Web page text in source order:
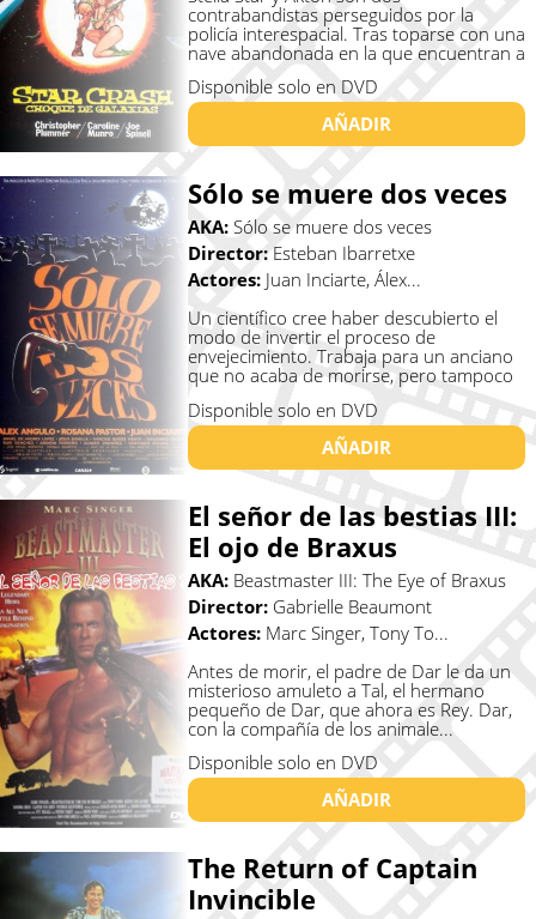
contrabandistas perseguidos por la
policía interespacial. Tras toparse con una
nave abandonada en la que encuentran a
Disponible solo en DVD
AÑADIR
Sólo se muere dos veces
AKA: Sólo se muere dos veces
Director: Esteban Ibarretxe
Actores: Juan Inciarte, Álex...
Un científico cree haber descubierto el
modo de invertir el proceso de
envejecimiento. Trabaja para un anciano
que no acaba de morirse, pero tampoco
...
Disponible solo en DVD
AÑADIR
El señor de las bestias III:
El ojo de Braxus
AKA: Beastmaster III: The Eye of Braxus
Director: Gabrielle Beaumont
Actores: Marc Singer, Tony To...
Antes de morir, el padre de Dar le da un
misterioso amuleto a Tal, el hermano
pequeño de Dar, que ahora es Rey. Dar,
con la compañía de los animale...
Disponible solo en DVD
AÑADIR
The Return of Captain
Invincible